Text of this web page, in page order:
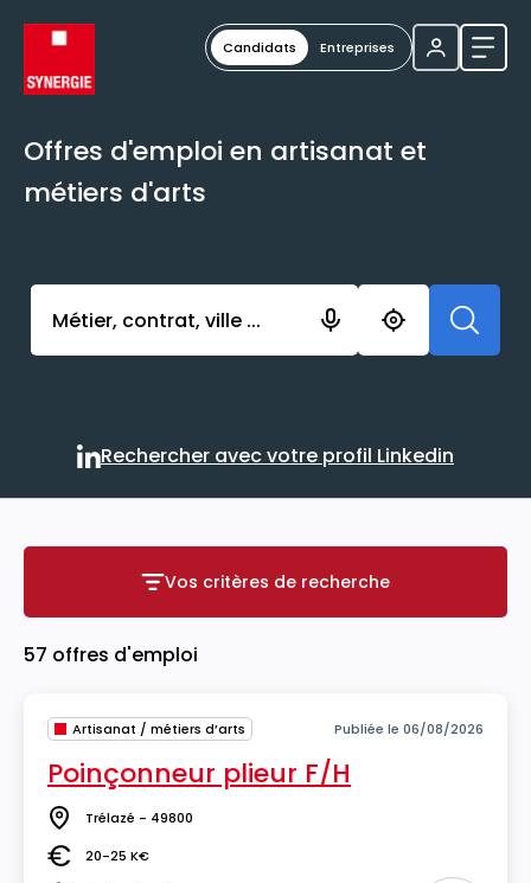
Candidats Entreprises
Offres d'emploi en artisanat et
métiers d'arts
Activer l’élément pour lancer l’enregistrement.
Rechercher avec votre
Rechercher avec votre profil Linkedin
Vos critères de recherche
Vos critères de recherche
57 offres d'emploi
Artisanat / métiers d’arts Publiée le 06/08/2026
Poinçonneur plieur F/H
Lieu Trélazé - 49800
Salaire20-25 K€